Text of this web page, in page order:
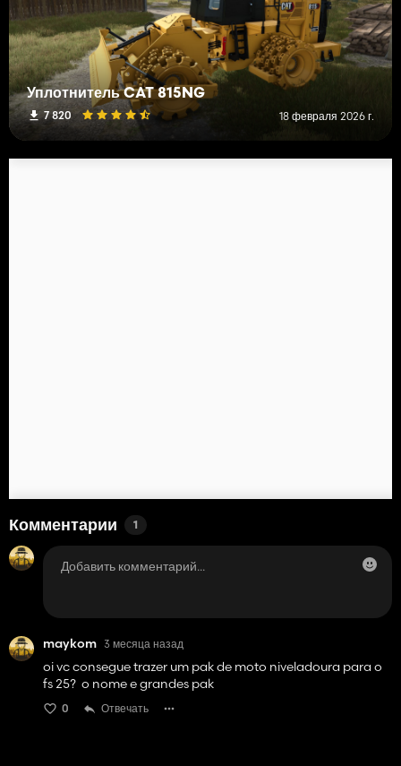
Уплотнитель CAT 815NG
7 820 18 февраля 2026 г.
Комментарии 1
maykom 3 месяца назад
oi vc consegue trazer um pak de moto niveladoura para o
fs 25? o nome e grandes pak
0 Отвечать